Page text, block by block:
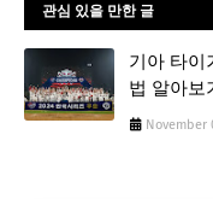
관심 있을 만한 글
기아 타이
법 알아보
November